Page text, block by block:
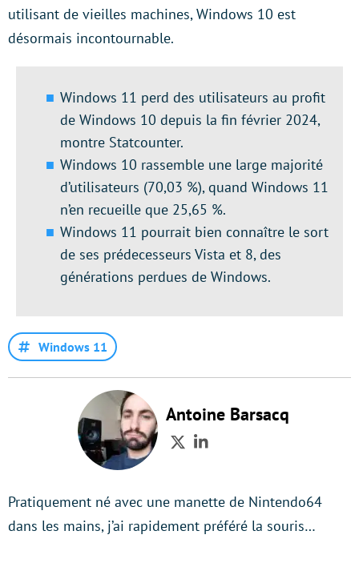
utilisant de vieilles machines, Windows 10 est
désormais incontournable.
Windows 11 perd des utilisateurs au profit
de Windows 10 depuis la fin février 2024,
montre Statcounter.
Windows 10 rassemble une large majorité
d’utilisateurs (70,03 %), quand Windows 11
n’en recueille que 25,65 %.
Windows 11 pourrait bien connaître le sort
de ses prédecesseurs Vista et 8, des
générations perdues de Windows.
Windows 11
Antoine Barsacq
TwitterLinkedIn
Pratiquement né avec une manette de Nintendo64
dans les mains, j’ai rapidement préféré la souris…